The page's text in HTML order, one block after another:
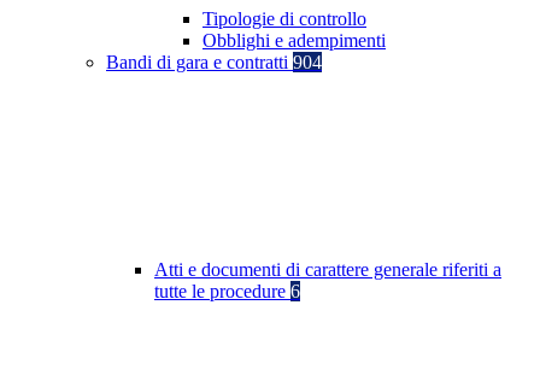
Tipologie di controllo
Obblighi e adempimenti
Bandi di gara e contratti 904
Atti e documenti di carattere generale riferiti a
tutte le procedure 6